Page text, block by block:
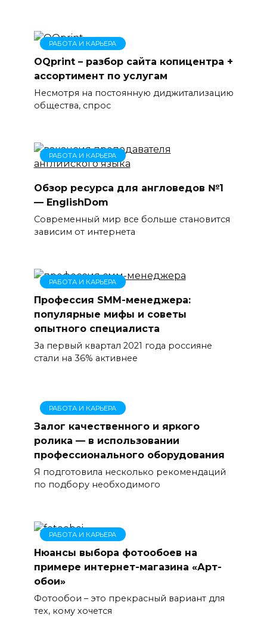
РАБОТА И КАРЬЕРА
OQprint – разбор сайта копицентра +
ассортимент по услугам
Несмотря на постоянную диджитализацию
общества, спрос
РАБОТА И КАРЬЕРА
Обзор ресурса для англоведов №1
— EnglishDom
Современный мир все больше становится
зависим от интернета
РАБОТА И КАРЬЕРА
Профессия SMM-менеджера:
популярные мифы и советы
опытного специалиста
За первый квартал 2021 года россияне
стали на 36% активнее
РАБОТА И КАРЬЕРА
Залог качественного и яркого
ролика — в использовании
профессионального оборудования
Я подготовила несколько рекомендаций
по подбору необходимого
РАБОТА И КАРЬЕРА
Нюансы выбора фотообоев на
примере интернет-магазина «Арт-
обои»
Фотообои – это прекрасный вариант для
тех, кому хочется